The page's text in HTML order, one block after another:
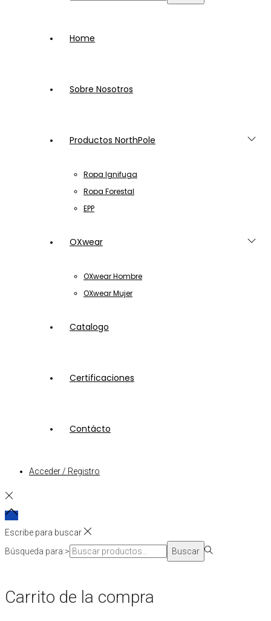
Home
Sobre Nosotros
Productos NorthPole
Ropa Ignifuga
Ropa Forestal
EPP
OXwear
OXwear Hombre
OXwear Mujer
Catalogo
Certificaciones
Contácto
Acceder / Registro
Escribe para buscar
Búsqueda para:>
Buscar
Carrito de la compra